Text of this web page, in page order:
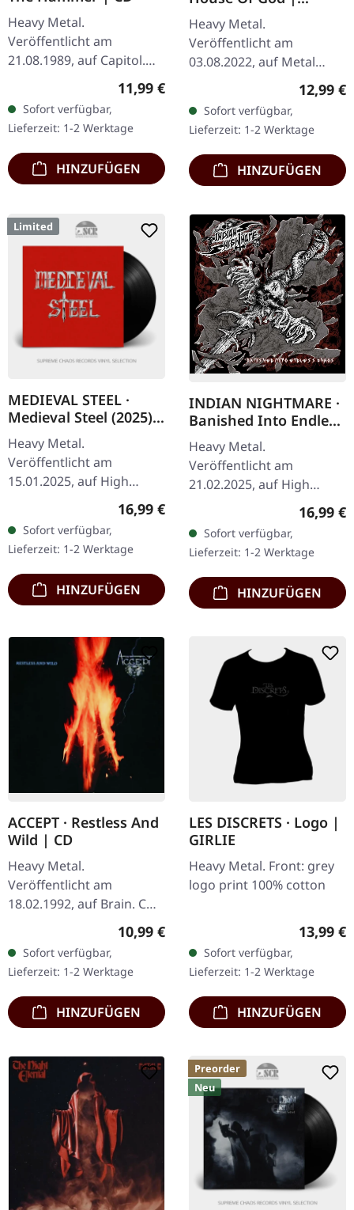
Heavy Metal.
Veröffentlicht am
21.08.1989, auf Capitol.
CD im Jewelcase. Das Jahr
1984 bescherte uns eines
der donnernsten
Statements des Heavy
Metal…
Regulärer Preis:
11,99 €
Sofort verfügbar,
Lieferzeit: 1-2 Werktage
HINZUFÜGEN
DIGIPAK CD
Heavy Metal.
Veröffentlicht am
03.08.2022, auf Metal
Blade Records. CD im
DigiPak. "House of God"
ist ein Zeugnis von King
Diamonds…
12,99 €
Sofort verfügbar,
Lieferzeit: 1-2 Werktage
HINZUFÜGEN
Limited
MEDIEVAL STEEL ·
Medieval Steel (2025) |
BLACK LP
Heavy Metal.
Veröffentlicht am
15.01.2025, auf High
Roller Records. 180g
schwarzes Vinyl mit 425
g/m² schwerem
Kartoncover im Slipcase-
CD-Format,…
Regulärer Preis:
16,99 €
Sofort verfügbar,
Lieferzeit: 1-2 Werktage
HINZUFÜGEN
INDIAN NIGHTMARE ·
Banished Into Endless
Chaos | CD
Heavy Metal.
Veröffentlicht am
21.02.2025, auf High
Roller Records. CD im
Jewelcase. Die in Berlin
ansässigen Tribal-Metal-
Punks von Indian
Nightmare…
16,99 €
Sofort verfügbar,
Lieferzeit: 1-2 Werktage
HINZUFÜGEN
ACCEPT · Restless And
Wild | CD
Heavy Metal.
Veröffentlicht am
18.02.1992, auf Brain. CD
im Jewelcase. Als die
deutschen Heavy Metal-
Titanen Accept 1982
"Restless And Wild"…
Regulärer Preis:
10,99 €
Sofort verfügbar,
Lieferzeit: 1-2 Werktage
HINZUFÜGEN
LES DISCRETS · Logo |
GIRLIE
Heavy Metal. Front: grey
logo print 100% cotton
13,99 €
Sofort verfügbar,
Lieferzeit: 1-2 Werktage
HINZUFÜGEN
Preorder
Neu